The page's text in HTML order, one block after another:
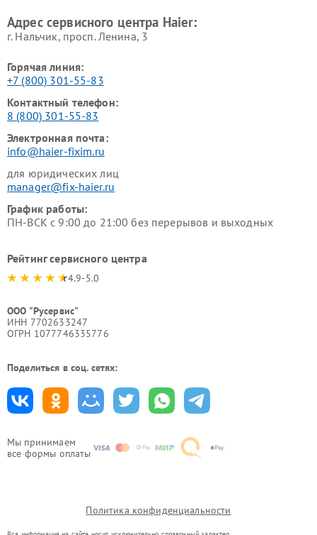
Мы принимаем
все формы оплаты
Адрес сервисного центра Haier:
г. Нальчик, просп. Ленина, 3
Горячая линия:
+7 (800) 301-55-83
Контактный телефон:
8 (800) 301-55-83
Электронная почта:
info@haier-fixim.ru
для юридических лиц
manager@fix-haier.ru
График работы:
ПН-ВСК с 9:00 до 21:00 без перерывов и выходных
Рейтинг сервисного центра
4.9-5.0
ООО "Русервис"
ИНН 7702633247
ОГРН 1077746335776
Поделиться в соц. сетях:
Политика конфиденциальности